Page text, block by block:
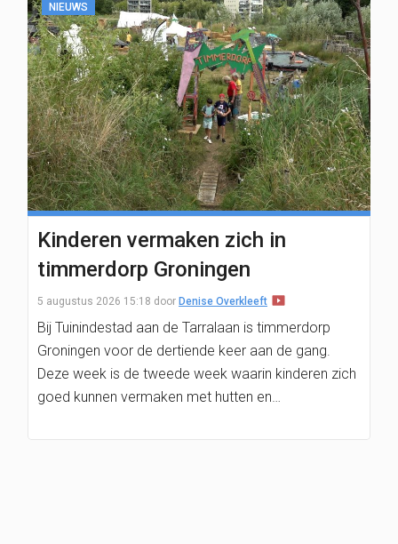
NIEUWS
Kinderen vermaken zich in
timmerdorp Groningen
5 augustus 2026 15:18 door Denise Overkleeft
Bij Tuinindestad aan de Tarralaan is timmerdorp
Groningen voor de dertiende keer aan de gang.
Deze week is de tweede week waarin kinderen zich
goed kunnen vermaken met hutten en…